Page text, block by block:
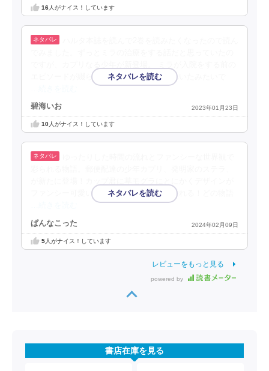
16人がナイス！しています
エピソードが綴られてますが、忌み嫌われいたみたいで
碧海いお 2023年01月23日
10人がナイス！しています
ファンシー可愛い！！空レヨンがロマン溢れる！どの物語
ぱんなこった 2024年02月09日
5人がナイス！しています
レビューをもっと見る
powered by
書店在庫を見る